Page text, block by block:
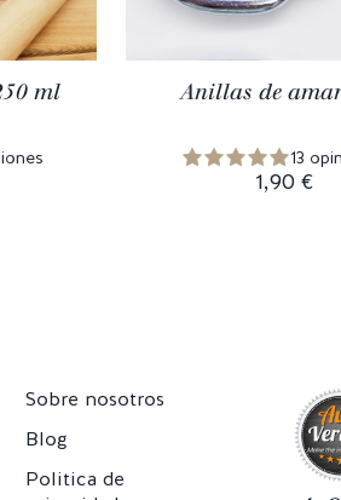
ml Anillas de
13
1,90 €
Sobre nosotros
Blog
Politica de